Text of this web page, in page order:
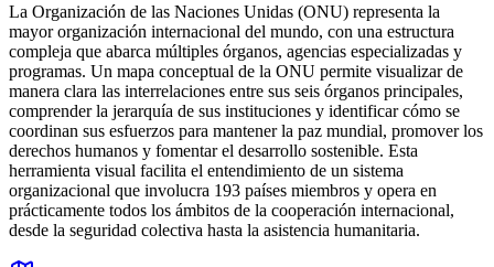
La Organización de las Naciones Unidas (ONU) representa la
mayor organización internacional del mundo, con una estructura
compleja que abarca múltiples órganos, agencias especializadas y
programas. Un mapa conceptual de la ONU permite visualizar de
manera clara las interrelaciones entre sus seis órganos principales,
comprender la jerarquía de sus instituciones y identificar cómo se
coordinan sus esfuerzos para mantener la paz mundial, promover los
derechos humanos y fomentar el desarrollo sostenible. Esta
herramienta visual facilita el entendimiento de un sistema
organizacional que involucra 193 países miembros y opera en
prácticamente todos los ámbitos de la cooperación internacional,
desde la seguridad colectiva hasta la asistencia humanitaria.